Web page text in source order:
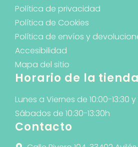
Política de privacidad
Política de Cookies
Política de envíos y
Accesibilidad
Mapa del sitio
Horario de la tienda
Lunes a Viernes de 10:00-13:30
Sábados de 10:30-13:30h
Contacto